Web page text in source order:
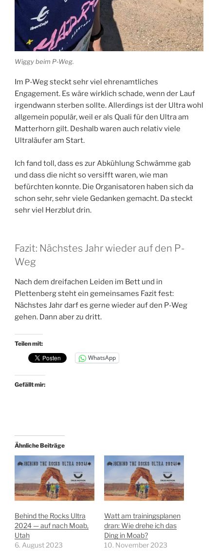
Wiggy beim P-Weg.
Im P-Weg steckt sehr viel ehrenamtliches
Engagement. Es wäre wirklich schade, wenn der Lauf
irgendwann sterben sollte. Allerdings ist der Ultra wohl
allgemein populär, weil er als Quali für den Ultra am
Matterhorn gilt. Deshalb waren auch relativ viele
Ultraläufer am Start.
Ich fand toll, dass es zur Abkühlung Schwämme gab
und dass die nicht so versifft waren, wie man
befürchten konnte. Die Organisatoren haben sich da
schon sehr, sehr viele Gedanken gemacht. Da steckt
sehr viel Herzblut drin.
Fazit: Nächstes Jahr wieder auf den P-
Weg
Nach dem dreifachen Leiden im Bett und in
Plettenberg steht ein gemeinsames Fazit fest:
Nächstes Jahr darf es gerne wieder auf den P-Weg
gehen. Dann aber zu dritt.
Teilen mit:
WhatsApp
Gefällt mir:
Ähnliche Beiträge
Behind the Rocks Ultra
2024 — auf nach Moab,
Utah
6. August 2023
Watt am trainingsplanen
dran: Wie drehe ich das
Ding in Moab?
10. November 2023